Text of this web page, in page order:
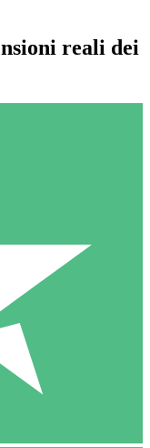
Nessun impegno
reali dei